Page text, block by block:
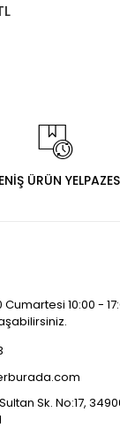
ÜRÜN
10:00 -
Sk. No:17,